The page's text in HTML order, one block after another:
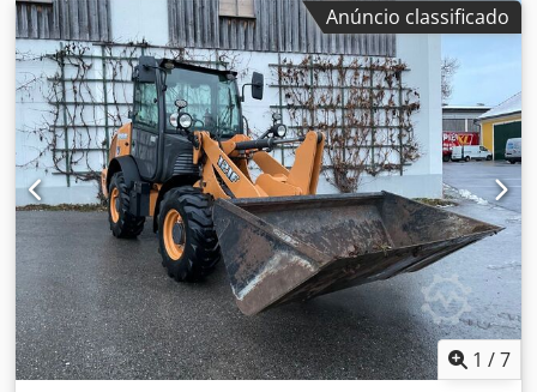
Anúncio classificado
1 /7